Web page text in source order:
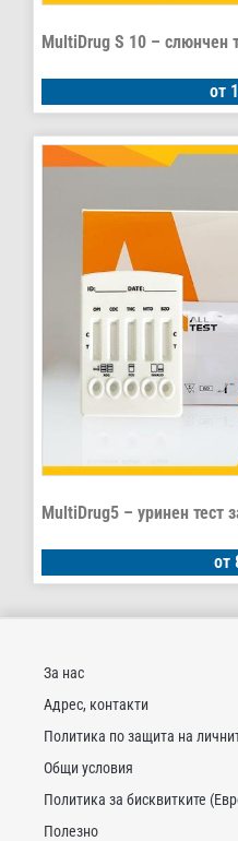
MultiDrug S 10 – слюнчен
от
MultiDrug5 – уринен тест
от
За нас
Адрес, контакти
Политика по защита на
Общи условия
Политика за бисквитките
Полезно